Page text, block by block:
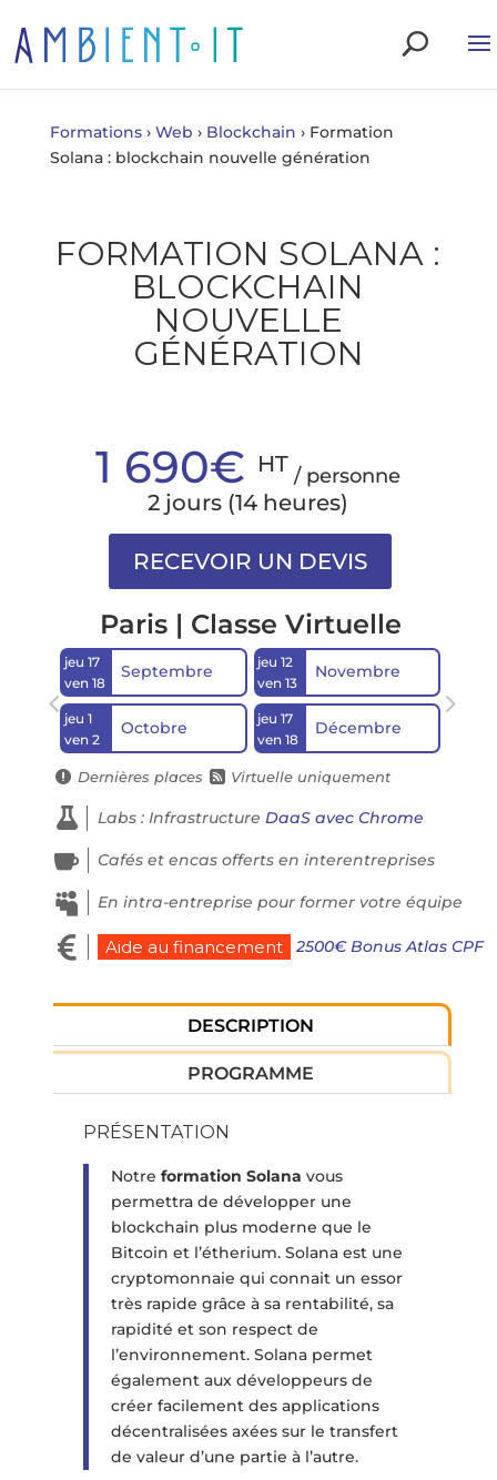
Formations › Web › Blockchain › Formation
Solana : blockchain nouvelle génération
FORMATION SOLANA :
BLOCKCHAIN
NOUVELLE
GÉNÉRATION
1 690€ HT / personne
2 jours (14 heures)
Paris | Classe Virtuelle
jeu 17
ven 18
Septembre
jeu 1
ven 2
Octobre
jeu 12
ven 13
Novembre
jeu 17
ven 18
Décembre
 Dernières places  Virtuelle uniquement
 Labs : Infrastructure DaaS avec Chrome
 Cafés et encas offerts en interentreprises
 En intra-entreprise pour former votre équipe
 Aide au financement 2500€ Bonus Atlas CPF
DESCRIPTION
PROGRAMME
PRÉSENTATION
Notre formation Solana vous
permettra de développer une
blockchain plus moderne que le
Bitcoin et l’étherium. Solana est une
cryptomonnaie qui connait un essor
très rapide grâce à sa rentabilité, sa
rapidité et son respect de
l’environnement. Solana permet
également aux développeurs de
créer facilement des applications
décentralisées axées sur le transfert
de valeur d’une partie à l’autre.